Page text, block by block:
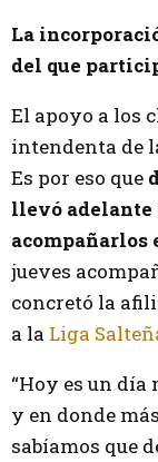
La
del que
El apoyo a los
intendenta de
Es por eso que
llevó adelante
acompañarlos
jueves
concretó la
a la Liga
“Hoy es un
y en donde
sabíamos que